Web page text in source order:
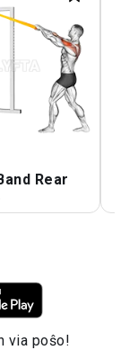
Rear
via poŝo!